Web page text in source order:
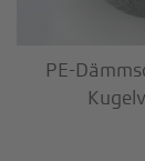
PE-